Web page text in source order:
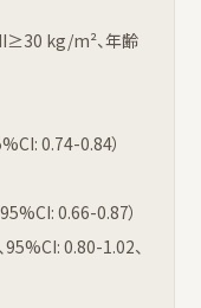
kg/m²、年齢
0.74-0.84）
95%CI: 0.66-0.87）
95%CI: 0.80-1.02、